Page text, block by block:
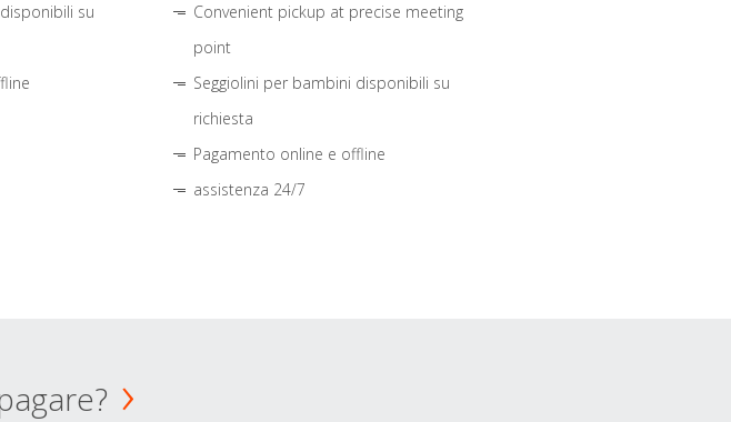
su
Convenient pickup at precise meeting
point
Seggiolini per bambini disponibili su
richiesta
Pagamento online e offline
assistenza 24/7